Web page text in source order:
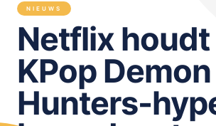
meJane
FILTER FILMS EN SERIES OP MIJN
DIENSTEN
ALLES/NIETS
OPSLAAN
Download
de
Binge
App
NIEUWS
Netflix houdt
KPop Demon
Hunters-